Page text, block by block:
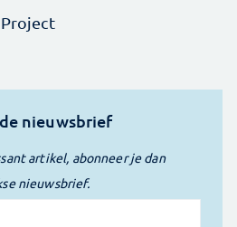
Project
nieuwsbrief
artikel, abonneer je dan
nieuwsbrief.